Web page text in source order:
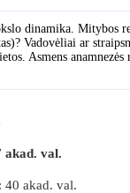
dinamika. Mitybos
Vadovėliai ar
Asmens
akad. val.
40 akad. val.